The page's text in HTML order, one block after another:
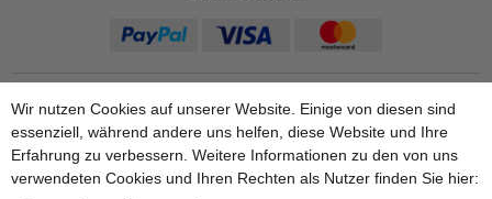
Wir nutzen Cookies auf unserer Website. Einige von diesen sind
essenziell, während andere uns helfen, diese Website und Ihre
Erfahrung zu verbessern. Weitere Informationen zu den von uns
verwendeten Cookies und Ihren Rechten als Nutzer finden Sie hier: